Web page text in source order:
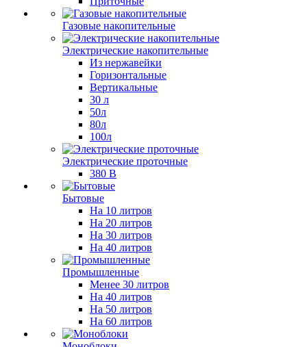
Газовые накопительные
Электрические накопительные
Из нержавейки
Горизонтальные
Вертикальные
30 л
50л
80л
100л
Электрические проточные
380 В
Бытовые
На 10 литров
На 20 литров
На 30 литров
На 40 литров
Промышленные
Менее 30 литров
На 40 литров
На 50 литров
На 60 литров